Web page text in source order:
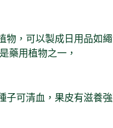
物，可以製成日用品如
藥用植物之一，
子可清血，果皮有滋養強